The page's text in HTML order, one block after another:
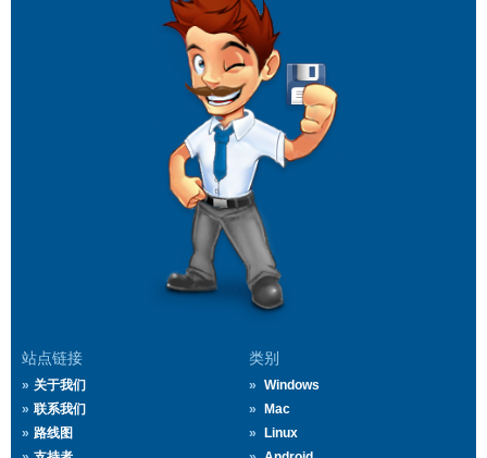
站点链接
关于我们
联系我们
路线图
类别
Windows
Mac
Linux